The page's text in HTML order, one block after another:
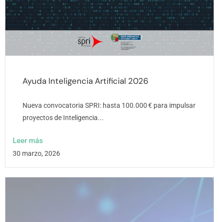
Ayuda Inteligencia Artificial 2026
Nueva convocatoria SPRI: hasta 100.000 € para impulsar
proyectos de Inteligencia...
Leer más
30 marzo, 2026